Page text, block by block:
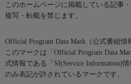
このホームページに掲載している記事
複写・転載を禁じます。
Official Program Data Mark（公式番組情
このマークは「Official Program Data
式情報である「SI(Service Information)
のみ表記が許されているマークです。